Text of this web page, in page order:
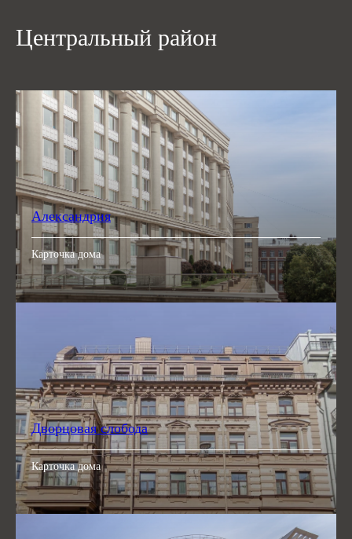
Центральный район
Александрия
Карточка дома
Дворцовая слобода
Карточка дома